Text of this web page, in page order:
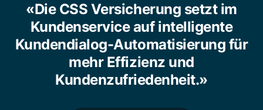
«Die CSS Versicherung setzt im
Kundenservice auf intelligente
Kundendialog-Automatisierung für
mehr Effizienz und
Kundenzufriedenheit.»